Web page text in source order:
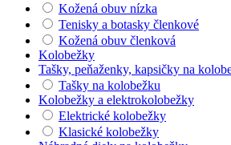
Kožená obuv nízka
Tenisky a botasky členkové
Kožená obuv členková
Kolobežky
Tašky, peňaženky, kapsičky na
Tašky na kolobežku
Kolobežky a elektrokolobežky
Elektrické kolobežky
Klasické kolobežky